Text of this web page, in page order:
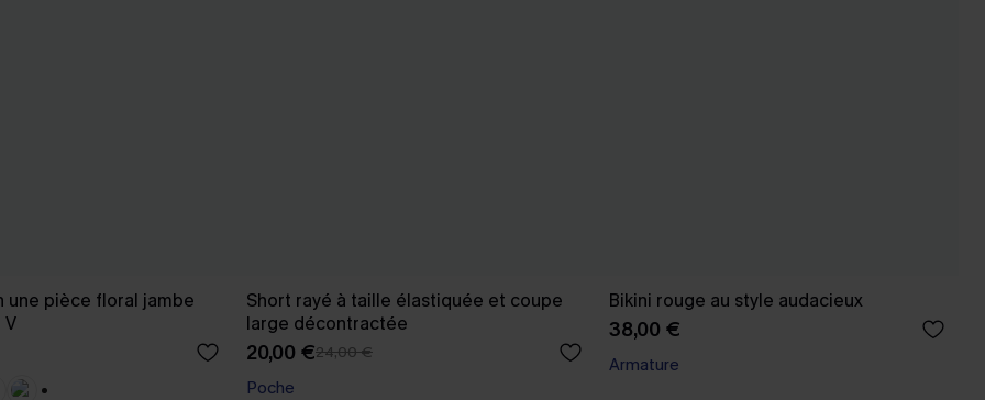
une pièce floral jambe
V
Short rayé à taille élastiquée et coupe
large décontractée
20,00 €24,00 €
Poche
Bikini rouge au style audacieux
38,00 €
Armature